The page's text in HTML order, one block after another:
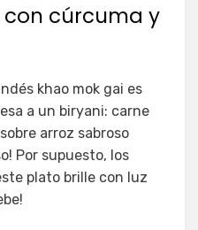
con cúrcuma y
khao mok gai es
a un biryani: carne
arroz sabroso
Por supuesto, los
plato brille con luz